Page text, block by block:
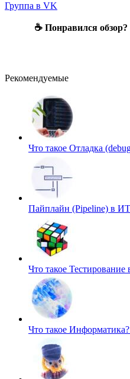
Группа в VK
☕ Понравился
Рекомендуемые
Что такое Отладка
Пайплайн (Pipeline) в
Что такое
Что такое Информатика?